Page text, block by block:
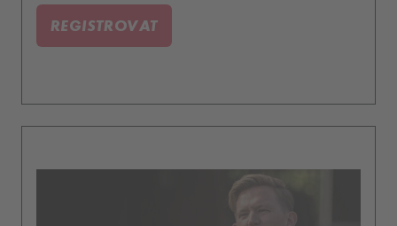
REGISTROVAT